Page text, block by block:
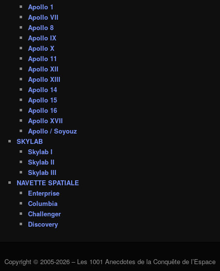
Apollo 1
Apollo VII
Apollo 8
Apollo IX
Apollo X
Apollo 11
Apollo XII
Apollo XIII
Apollo 14
Apollo 15
Apollo 16
Apollo XVII
Apollo / Soyouz
SKYLAB
Skylab I
Skylab II
Skylab III
NAVETTE SPATIALE
Enterprise
Columbia
Challenger
Discovery
Copyright © 2005-2026 – Les 1001 Anecdotes de la Conquête de l’Espace